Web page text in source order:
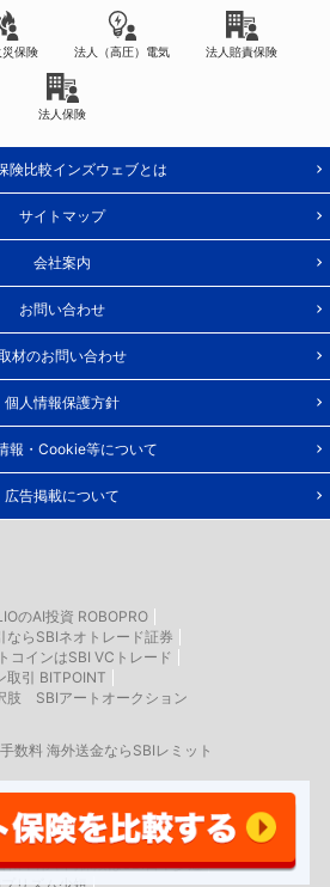
保険 法人（高圧）電気 法人賠責保険
法人保険
険比較インズウェブとは
サイトマップ
会社案内
お問い合わせ
材のお問い合わせ
個人情報保護方針
報・Cookie等について
広告掲載について
のAI投資 ROBOPRO
らSBIネオトレード証券
コインはSBI VCトレード
取引 BITPOINT
肢 SBIアートオークション
数料 海外送金ならSBIレミット
保険ならSBI損保
命保険
いき少短
車用車両保険はSBI日本少短